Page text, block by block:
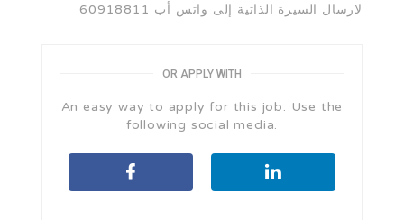
لارسال السيرة الذاتية إلى واتس أب 60918811
OR APPLY WITH
An easy way to apply for this job. Use the
following social media.